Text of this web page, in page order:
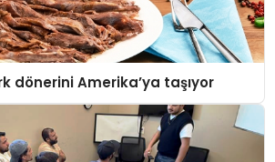
dönerini Amerika’ya taşıyor